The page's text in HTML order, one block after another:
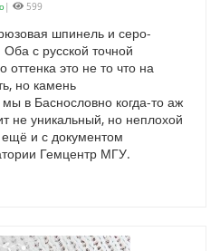
| 599
шпинель и серо-
с русской точной
оттенка это не то что на
но камень
в Баснословно когда-то аж
не уникальный, но неплохой
и с документом
Гемцентр МГУ.